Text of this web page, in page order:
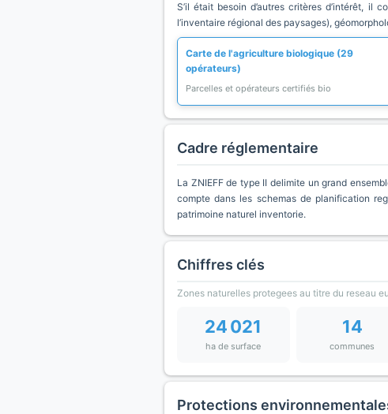
S’il était besoin d’autres critères d’intérêt, il
l’inventaire régional des paysages),
Carte de l'agriculture biologique (29
opérateurs)
Parcelles et opérateurs certifiés bio
Cadre réglementaire
La ZNIEFF de type II delimite un grand
compte dans les schemas de planification
patrimoine naturel inventorie.
Chiffres clés
Zones naturelles protegees au titre du reseau
24 021
ha de surface
14
communes
Protections